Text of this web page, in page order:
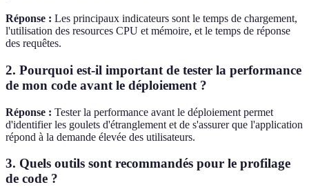
Réponse : Les principaux indicateurs sont le temps de chargement,
l'utilisation des resources CPU et mémoire, et le temps de réponse
des requêtes.
2. Pourquoi est-il important de tester la performance
de mon code avant le déploiement ?
Réponse : Tester la performance avant le déploiement permet
d'identifier les goulets d'étranglement et de s'assurer que l'application
répond à la demande élevée des utilisateurs.
3. Quels outils sont recommandés pour le profilage
de code ?